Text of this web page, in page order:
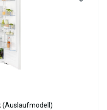
(Auslaufmodell)